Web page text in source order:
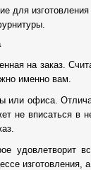
для
на заказ.
именно вам.
или офиса.
не вписаться
удовлетворит
изготовления,